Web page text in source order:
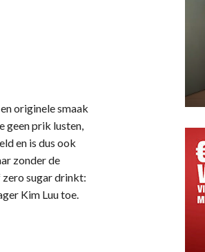
originele smaak
geen prik lusten,
en is dus ook
zonder de
sugar drinkt:
Kim Luu toe.